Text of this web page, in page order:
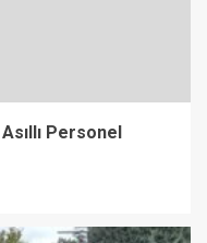
Personel